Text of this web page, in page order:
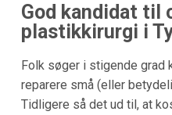
God kandidat til
plastikkirurgi i
Folk søger i stigende grad
reparere små (eller
Tidligere så det ud til, at